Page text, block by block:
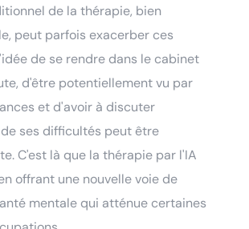
de la thérapie, bien
peut parfois exacerber ces
de se rendre dans le cabinet
d'être potentiellement vu par
et d'avoir à discuter
ses difficultés peut être
C'est là que la thérapie par l'IA
offrant une nouvelle voie de
mentale qui atténue certaines